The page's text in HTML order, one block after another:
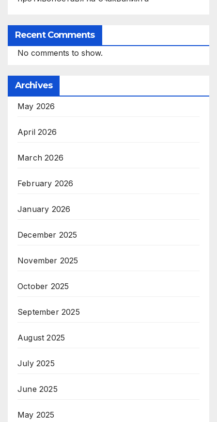
Recent Comments
No comments to show.
Archives
May 2026
April 2026
March 2026
February 2026
January 2026
December 2025
November 2025
October 2025
September 2025
August 2025
July 2025
June 2025
May 2025